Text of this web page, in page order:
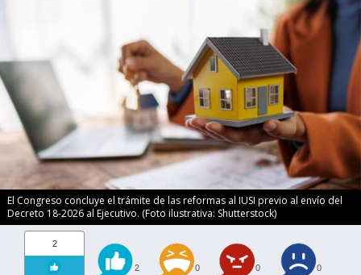
El Congreso concluye el trámite de las reformas al IUSI previo al envío del
Decreto 18-2026 al Ejecutivo. (Foto ilustrativa: Shutterstock)
2
2 0 0 0